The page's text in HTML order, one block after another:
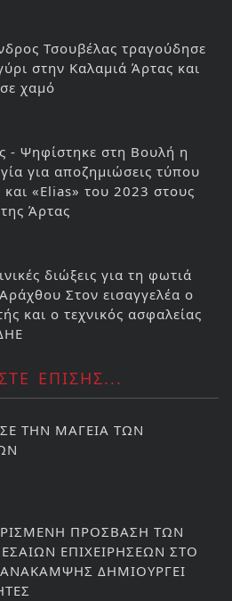
Τσουβέλας τραγούδησε
στην Καλαμιά Άρτας και
χαμό
- Ψηφίστηκε στη Βουλή η
για αποζημιώσεις τύπου
«Elias» του 2023 στους
Άρτας
διώξεις για τη φωτιά
Στον εισαγγελέα ο
και ο τεχνικός ασφαλείας
ΕΠΙΣΗΣ...
ΤΗΝ ΜΑΓΕΙΑ ΤΩΝ
ΠΡΟΣΒΑΣΗ ΤΩΝ
ΕΠΙΧΕΙΡΗΣΕΩΝ ΣΤΟ
ΔΗΜΙΟΥΡΓΕΙ